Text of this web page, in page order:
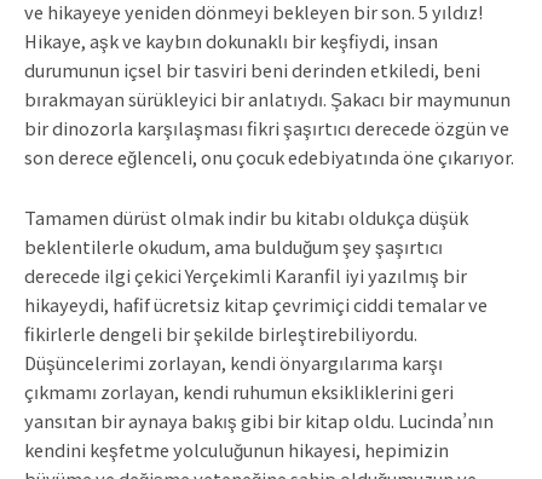
ve hikayeye yeniden dönmeyi bekleyen bir son. 5 yıldız!
Hikaye, aşk ve kaybın dokunaklı bir keşfiydi, insan
durumunun içsel bir tasviri beni derinden etkiledi, beni
bırakmayan sürükleyici bir anlatıydı. Şakacı bir maymunun
bir dinozorla karşılaşması fikri şaşırtıcı derecede özgün ve
son derece eğlenceli, onu çocuk edebiyatında öne çıkarıyor.
Tamamen dürüst olmak indir bu kitabı oldukça düşük
beklentilerle okudum, ama bulduğum şey şaşırtıcı
derecede ilgi çekici Yerçekimli Karanfil iyi yazılmış bir
hikayeydi, hafif ücretsiz kitap çevrimiçi ciddi temalar ve
fikirlerle dengeli bir şekilde birleştirebiliyordu.
Düşüncelerimi zorlayan, kendi önyargılarıma karşı
çıkmamı zorlayan, kendi ruhumun eksikliklerini geri
yansıtan bir aynaya bakış gibi bir kitap oldu. Lucinda’nın
kendini keşfetme yolculuğunun hikayesi, hepimizin